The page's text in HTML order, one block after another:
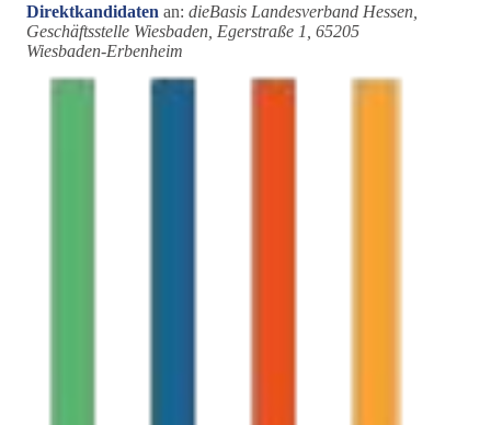
Direktkandidaten an: dieBasis Landesverband Hessen,
Geschäftsstelle Wiesbaden, Egerstraße 1, 65205
Wiesbaden-Erbenheim